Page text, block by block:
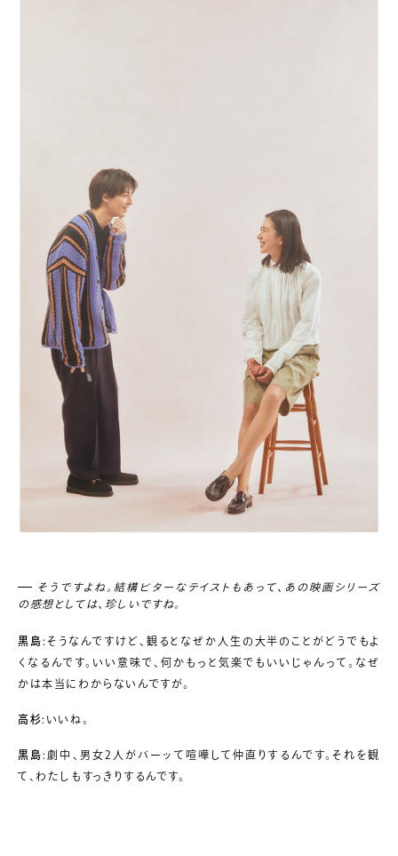
そうですよね。結構ビターなテイストもあって、あの映画シリーズ
の感想としては、珍しいですね。
黒島:そうなんですけど、観るとなぜか人生の大半のことがどうでもよ
くなるんです。いい意味で、何かもっと気楽でもいいじゃんって。なぜ
かは本当にわからないんですが。
高杉:いいね。
黒島:劇中、男女2人がバーッて喧嘩して仲直りするんです。それを観
て、わたしもすっきりするんです。